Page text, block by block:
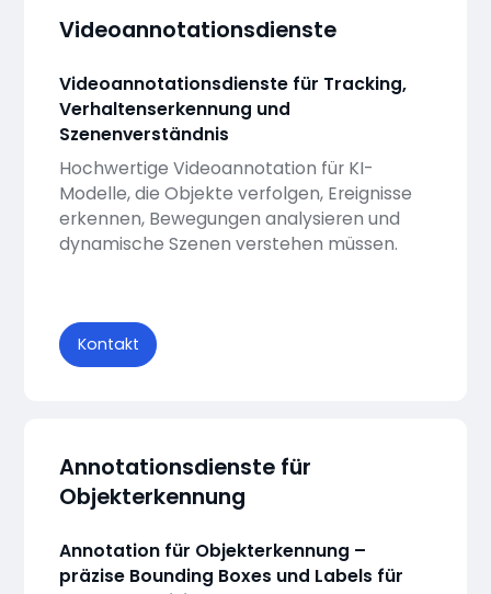
Videoannotationsdienste
Videoannotationsdienste für Tracking,
Verhaltenserkennung und
Szenenverständnis
Hochwertige Videoannotation für KI-
Modelle, die Objekte verfolgen, Ereignisse
erkennen, Bewegungen analysieren und
dynamische Szenen verstehen müssen.
Kontakt
Annotationsdienste für
Objekterkennung
Annotation für Objekterkennung –
präzise Bounding Boxes und Labels für